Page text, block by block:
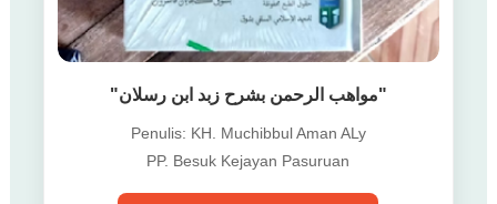
"مواهب الرحمن بشرح زبد ابن رسلان"
Penulis: KH. Muchibbul Aman ALy
PP. Besuk Kejayan Pasuruan